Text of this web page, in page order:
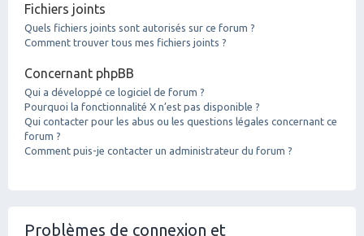
Fichiers joints
Quels fichiers joints sont autorisés sur ce forum ?
Comment trouver tous mes fichiers joints ?
Concernant phpBB
Qui a développé ce logiciel de forum ?
Pourquoi la fonctionnalité X n’est pas disponible ?
Qui contacter pour les abus ou les questions légales concernant ce
forum ?
Comment puis-je contacter un administrateur du forum ?
Problèmes de connexion et